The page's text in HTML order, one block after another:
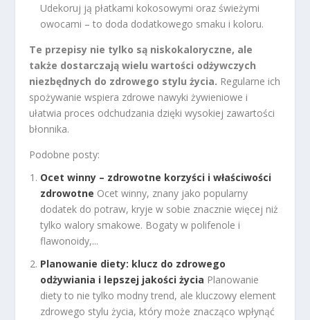
Udekoruj ją płatkami kokosowymi oraz świeżymi
owocami – to doda dodatkowego smaku i koloru.
Te przepisy nie tylko są niskokaloryczne, ale
także dostarczają wielu wartości odżywczych
niezbędnych do zdrowego stylu życia. Regularne ich
spożywanie wspiera zdrowe nawyki żywieniowe i
ułatwia proces odchudzania dzięki wysokiej zawartości
błonnika.
Podobne posty:
Ocet winny – zdrowotne korzyści i właściwości
zdrowotne Ocet winny, znany jako popularny
dodatek do potraw, kryje w sobie znacznie więcej niż
tylko walory smakowe. Bogaty w polifenole i
flawonoidy,...
Planowanie diety: klucz do zdrowego
odżywiania i lepszej jakości życia Planowanie
diety to nie tylko modny trend, ale kluczowy element
zdrowego stylu życia, który może znacząco wpłynąć